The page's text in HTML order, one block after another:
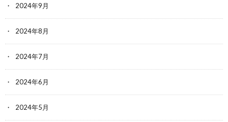
2024年9月
2024年8月
2024年7月
2024年6月
2024年5月